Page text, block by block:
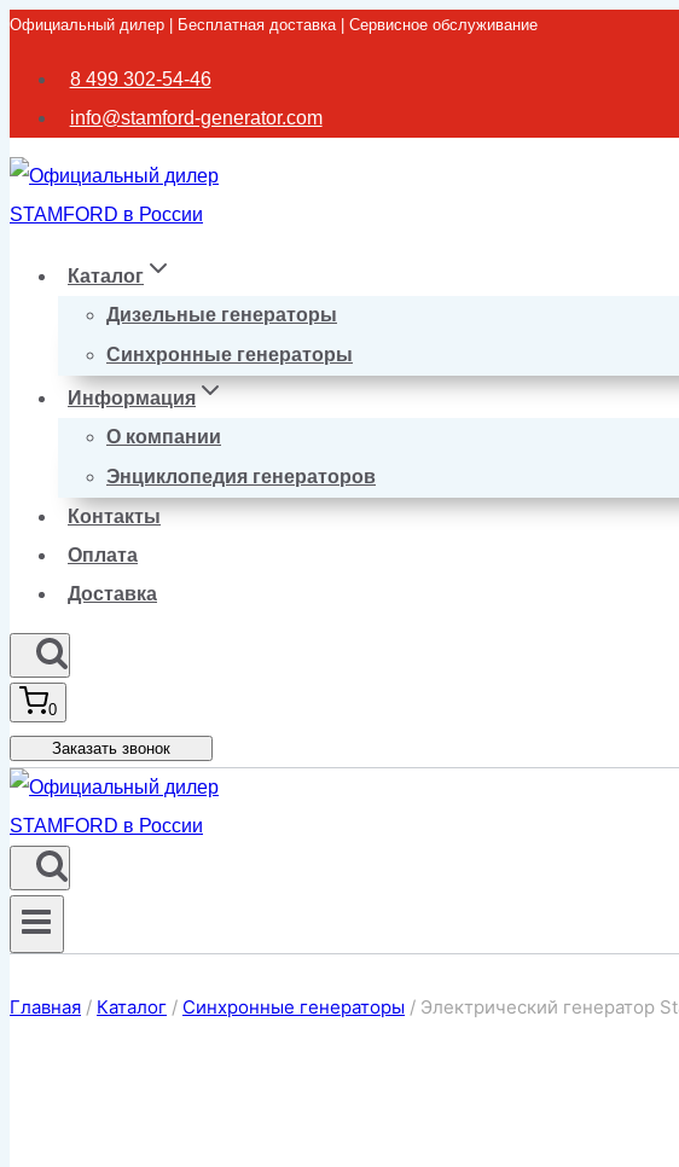
Перейти
Официальный дилер | Бесплатная доставка | Сервисное обслуживание
8 499 302-54-46
info@stamford-generator.com
Каталог
Дизельные генераторы
Синхронные генераторы
Информация
О компании
Энциклопедия генераторов
Контакты
Оплата
Доставка
0
Заказать звонок
Главная / Каталог / Синхронные генераторы / Электрический генератор